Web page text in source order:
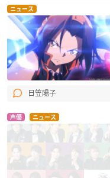
えり（第2クール）
ヤオ・ハー・デュッ
シ
戦姫絶唱シンフォギ
アGX
マリア・カデンツァ
ヴナ・イヴ
ニュース
日笠陽子
声優 ニュース